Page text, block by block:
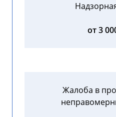
от 3
Жалоба в